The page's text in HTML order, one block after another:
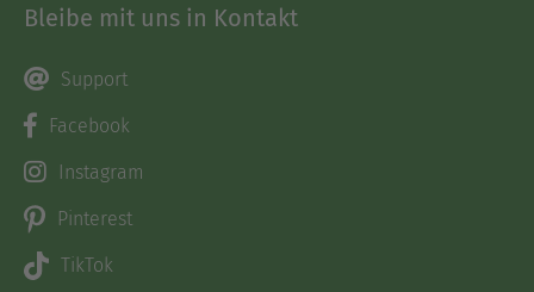
Bleibe mit uns in Kontakt
Support
Facebook
Instagram
Pinterest
TikTok